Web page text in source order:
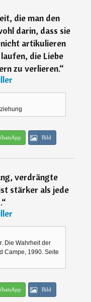
die man den
darin, dass sie
artikulieren
die Liebe
zu verlieren.“
Bild
verdrängte
stärker als jede
“
Die Wahrheit der
Campe, 1990. Seite
Bild